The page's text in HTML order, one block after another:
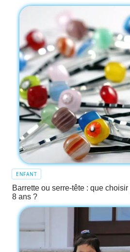
ENFANT
Barrette ou serre-tête : que
8 ans ?